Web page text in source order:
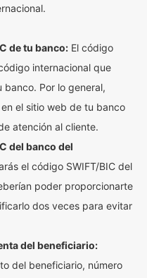
de tu banco: El código
internacional que
Por lo general,
el sitio web de tu banco
atención al cliente.
del banco del
el código SWIFT/BIC del
poder proporcionarte
dos veces para evitar
del beneficiario:
del beneficiario, número